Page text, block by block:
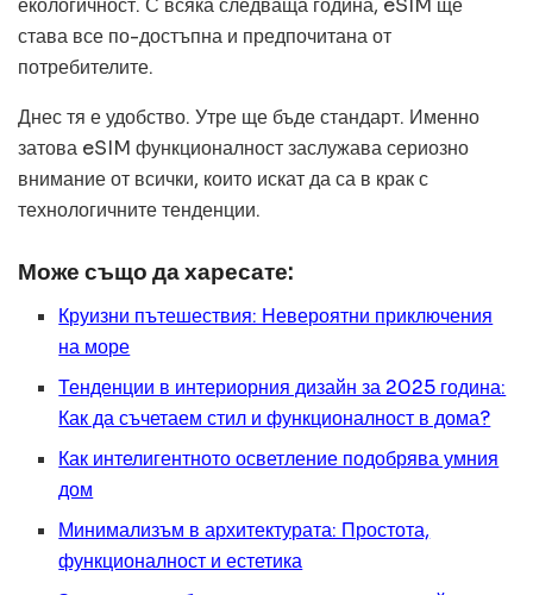
става все по-достъпна и предпочитана от
потребителите.
Днес тя е удобство. Утре ще бъде стандарт. Именно
затова eSIM функционалност заслужава сериозно
внимание от всички, които искат да са в крак с
технологичните тенденции.
Може също да харесате:
Круизни пътешествия: Невероятни приключения
на море
Тенденции в интериорния дизайн за 2025 година:
Как да съчетаем стил и функционалност в дома?
Как интелигентното осветление подобрява умния
дом
Минимализъм в архитектурата: Простота,
функционалност и естетика